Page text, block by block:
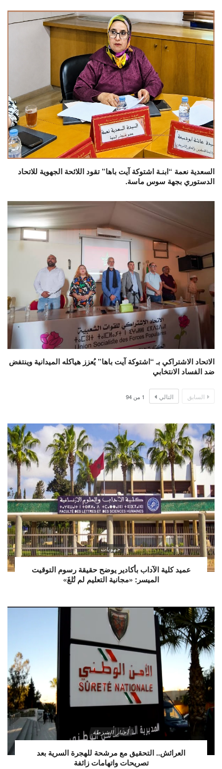
السعدية نعمة “ابنـة اشتوكة آيت باها” تقود اللائحة الجهوية للاتحاد
الدستوري بجهة سوس ماسة.
الاتحاد الاشتراكي بـ “اشتوكة آيت باها” يُعزز هياكله الميدانية وينتفض
ضد الفساد الانتخابي
السابق التالي 1 من 94
جهويات
عميد كلية الآداب بأكادير يوضح حقيقة رسوم التوقيت
الميسر: «مجانية التعليم لم تُلغَ»
أخبار الشرطة
العرائش.. التحقيق مع مرشحة للهجرة السرية بعد
تصريحات واتهامات زائفة